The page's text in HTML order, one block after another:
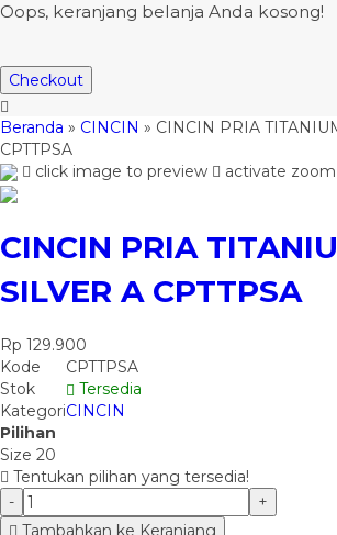
Oops, keranjang belanja Anda kosong!
Checkout
Beranda » CINCIN » CINCIN PRIA
CPTTPSA
click image to preview
activate zoom
CINCIN PRIA
SILVER A CPTTPSA
Rp 129.900
Kode
CPTTPSA
Stok
Tersedia
KategoriCINCIN
Pilihan
Size 20
Tentukan pilihan yang tersedia!
-
+
Tambahkan ke Keranjang